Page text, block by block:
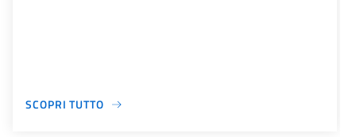
SCOPRI TUTTO